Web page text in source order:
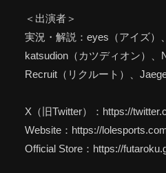
＜出演者＞
実況・解説：eyes（アイズ）
katsudion（カツディオン）、
Recruit（リクルート）、
X（旧Twitter）：https://
Website：https://
Official Store：https://